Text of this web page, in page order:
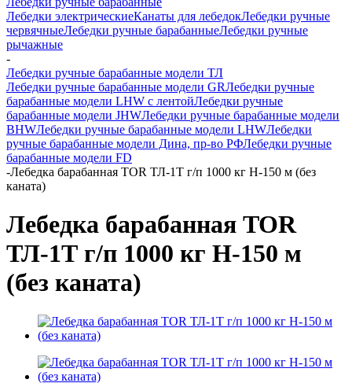
Лебедки электрическиеКанаты для лебедокЛебедки ручные
червячныеЛебедки ручные барабанныеЛебедки ручные
рычажные
-
Лебедки ручные барабанные модели ТЛ
Лебедки ручные барабанные модели GRЛебедки ручные
барабанные модели LHW c лентойЛебедки ручные
барабанные модели JHWЛебедки ручные барабанные модели
BHWЛебедки ручные барабанные модели LHWЛебедки
ручные барабанные модели Дина, пр-во РФЛебедки ручные
барабанные модели FD
-Лебедка барабанная TOR ТЛ-1Т г/п 1000 кг H-150 м (без
каната)
Лебедка барабанная TOR
ТЛ-1Т г/п 1000 кг H-150 м
(без каната)